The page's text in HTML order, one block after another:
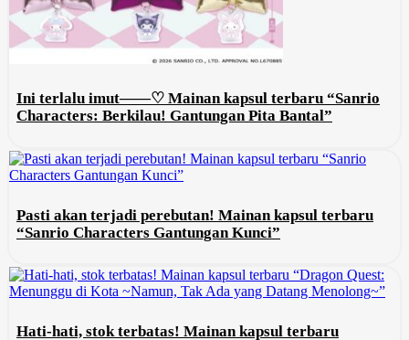
Ini terlalu imut——♡ Mainan kapsul terbaru “Sanrio
Characters: Berkilau! Gantungan Pita Bantal”
Pasti akan terjadi perebutan! Mainan kapsul terbaru
“Sanrio Characters Gantungan Kunci”
Hati-hati, stok terbatas! Mainan kapsul terbaru